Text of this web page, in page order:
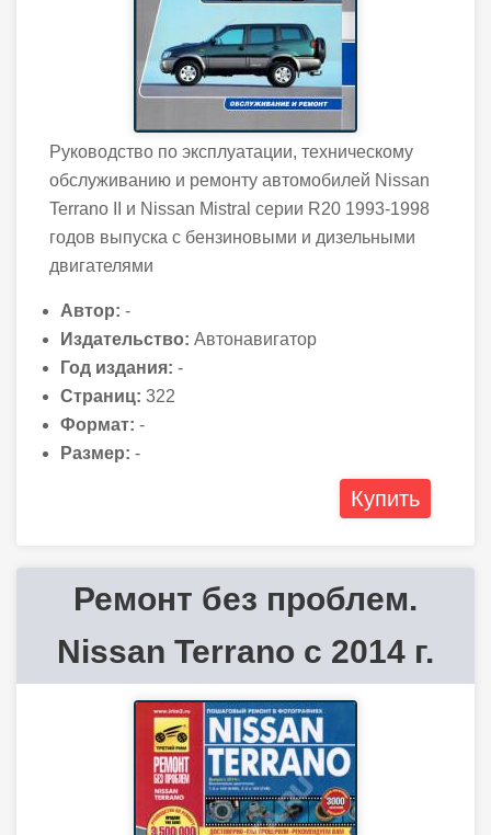
Руководство по эксплуатации, техническому
обслуживанию и ремонту автомобилей Nissan
Terrano II и Nissan Mistral серии R20 1993-1998
годов выпуска с бензиновыми и дизельными
двигателями
Автор: -
Издательство: Автонавигатор
Год издания: -
Страниц: 322
Формат: -
Размер: -
Купить
Ремонт без проблем.
Nissan Terrano с 2014 г.